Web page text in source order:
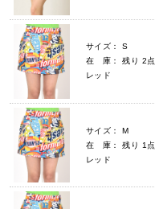
サイズ： S
在 庫： 残り 2点
レッド
サイズ： M
在 庫： 残り 1点
レッド